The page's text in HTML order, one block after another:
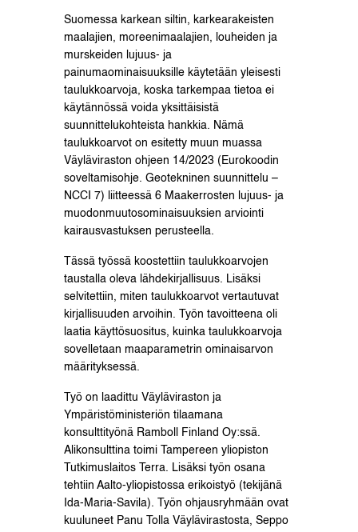
Suomessa karkean siltin, karkearakeisten
maalajien, moreenimaalajien, louheiden ja
murskeiden lujuus- ja
painumaominaisuuksille käytetään yleisesti
taulukkoarvoja, koska tarkempaa tietoa ei
käytännössä voida yksittäisistä
suunnittelukohteista hankkia. Nämä
taulukkoarvot on esitetty muun muassa
Väyläviraston ohjeen 14/2023 (Eurokoodin
soveltamisohje. Geotekninen suunnittelu –
NCCI 7) liitteessä 6 Maakerrosten lujuus- ja
muodonmuutosominaisuuksien arviointi
kairausvastuksen perusteella.
Tässä työssä koostettiin taulukkoarvojen
taustalla oleva lähdekirjallisuus. Lisäksi
selvitettiin, miten taulukkoarvot vertautuvat
kirjallisuuden arvoihin. Työn tavoitteena oli
laatia käyttösuositus, kuinka taulukkoarvoja
sovelletaan maaparametrin ominaisarvon
määrityksessä.
Työ on laadittu Väyläviraston ja
Ympäristöministeriön tilaamana
konsulttityönä Ramboll Finland Oy:ssä.
Alikonsulttina toimi Tampereen yliopiston
Tutkimuslaitos Terra. Lisäksi työn osana
tehtiin Aalto-yliopistossa erikoistyö (tekijänä
Ida-Maria-Savila). Työn ohjausryhmään ovat
kuuluneet Panu Tolla Väylävirastosta, Seppo